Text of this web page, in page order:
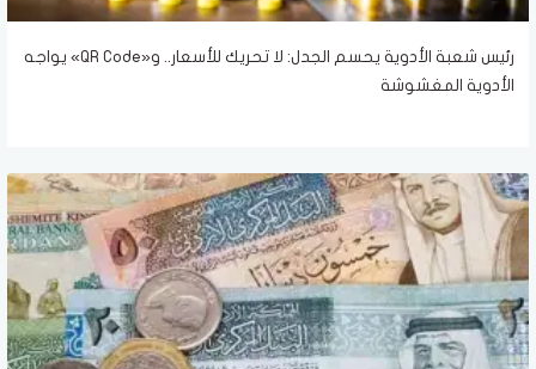
رئيس شعبة الأدوية يحسم الجدل: لا تحريك للأسعار.. و«QR Code» يواجه
الأدوية المغشوشة